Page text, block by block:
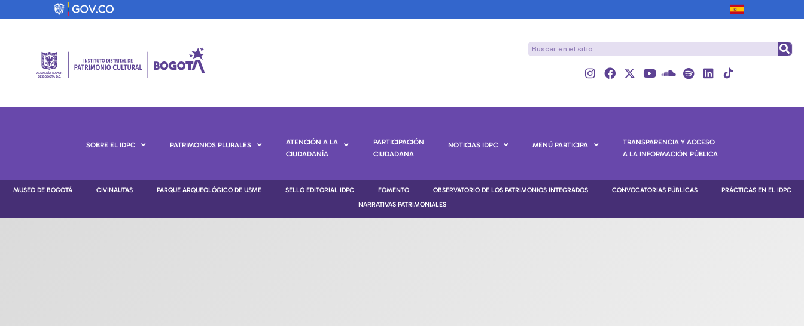
SOBRE EL IDPC PATRIMONIOS PLURALES
ATENCIÓN A LA
CIUDADANÍA
PARTICIPACIÓN
CIUDADANA
NOTICIAS IDPC MENÚ PARTICIPA
TRANSPARENCIA Y ACCESO
A LA INFORMACIÓN PÚBLICA
MUSEO DE BOGOTÁ CIVINAUTAS PARQUE ARQUEOLÓGICO DE USME SELLO EDITORIAL IDPC FOMENTO OBSERVATORIO DE LOS PATRIMONIOS INTEGRADOS CONVOCATORIAS PÚBLICAS
PRÁCTICAS EN EL IDPC
NARRATIVAS PATRIMONIALES